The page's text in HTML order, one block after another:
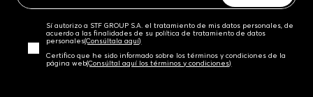
Sí autorizo a STF GROUP S.A. el tratamiento de mis datos personales, de
acuerdo a las finalidades de su política de tratamiento de datos
personales‎(Consúltala aquí)
Certifico que he sido informado sobre los términos y condiciones de la
página web‎(Consúltal aquí los términos y condiciones)